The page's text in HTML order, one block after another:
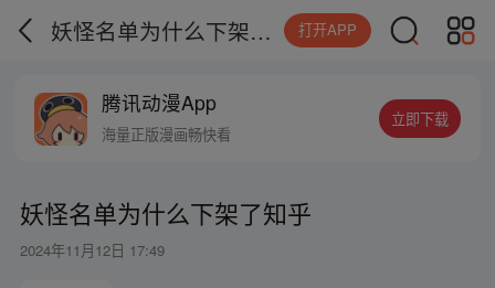
妖怪名单为什么下架了知乎 打开APP
腾讯动漫App
海量正版漫画畅快看
立即下载
妖怪名单为什么下架了知乎
2024年11月12日 17:49